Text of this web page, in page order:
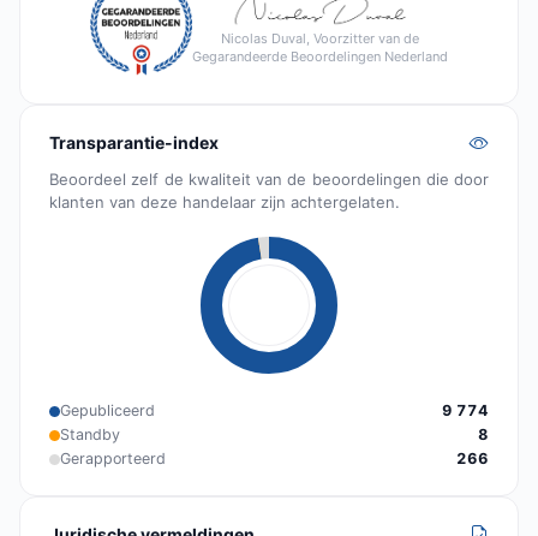
Nicolas Duval, Voorzitter van de
Gegarandeerde Beoordelingen Nederland
Transparantie-index
Beoordeel zelf de kwaliteit van de beoordelingen die door
klanten van deze handelaar zijn achtergelaten.
Gepubliceerd
9 774
Standby
8
Gerapporteerd
266